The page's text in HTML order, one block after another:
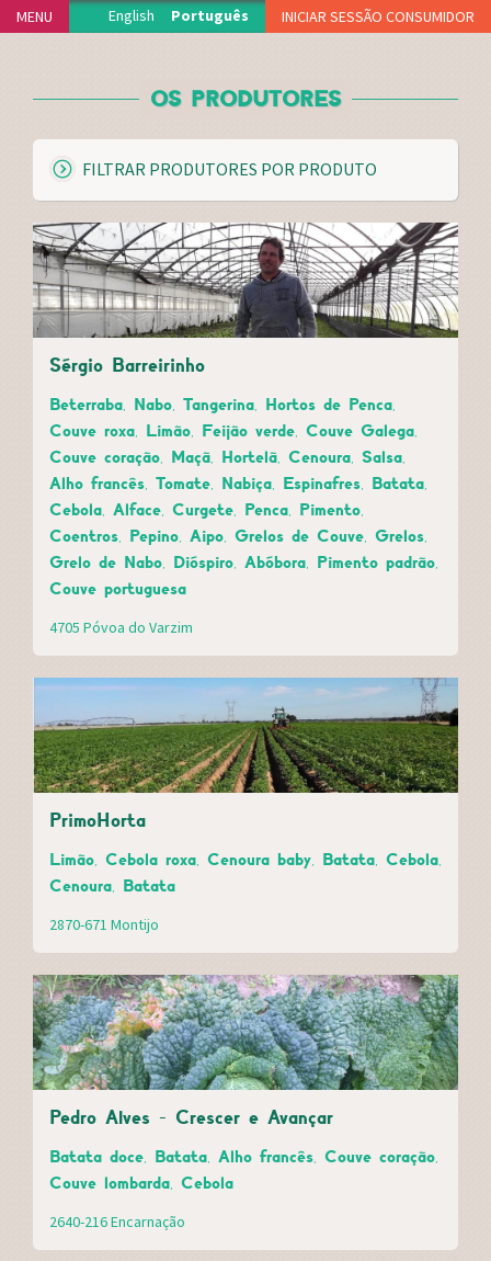
Jump to navigation
MENU INICIAR SESSÃO CONSUMIDOR
PROJECTO
DELEGAÇÕES
FUNCIONAMENTO
ADERIR
NOTÍCIAS
VIDEOTECA
APOIOS
FAQS
MERCH
CONTACTO
English Português
OS PRODUTORES
M
T
R
A
R
FILTRAR PRODUTORES POR PRODUTO
Sérgio Barreirinho
Beterraba, Nabo, Tangerina, Hortos de Penca,
Couve roxa, Limão, Feijão verde, Couve Galega,
Couve coração, Maçã, Hortelã, Cenoura, Salsa,
Alho francês, Tomate, Nabiça, Espinafres, Batata,
Cebola, Alface, Curgete, Penca, Pimento,
Coentros, Pepino, Aipo, Grelos de Couve, Grelos,
Grelo de Nabo, Dióspiro, Abóbora, Pimento padrão,
Couve portuguesa
4705 Póvoa do Varzim
PrimoHorta
Limão, Cebola roxa, Cenoura baby, Batata, Cebola,
Cenoura, Batata
2870-671 Montijo
Pedro Alves - Crescer e Avançar
Batata doce, Batata, Alho francês, Couve coração,
Couve lombarda, Cebola
2640-216 Encarnação